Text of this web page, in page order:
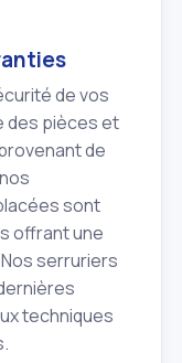
de vos
des pièces et
de
sont
offrant une
serruriers
techniques